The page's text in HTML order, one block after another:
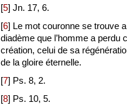
[5] Jn. 17, 6.
[6] Le mot couronne se trouve
diadème que l’homme a perdu
création, celui de sa
de la gloire éternelle.
[7] Ps. 8, 2.
[8] Ps. 10, 5.